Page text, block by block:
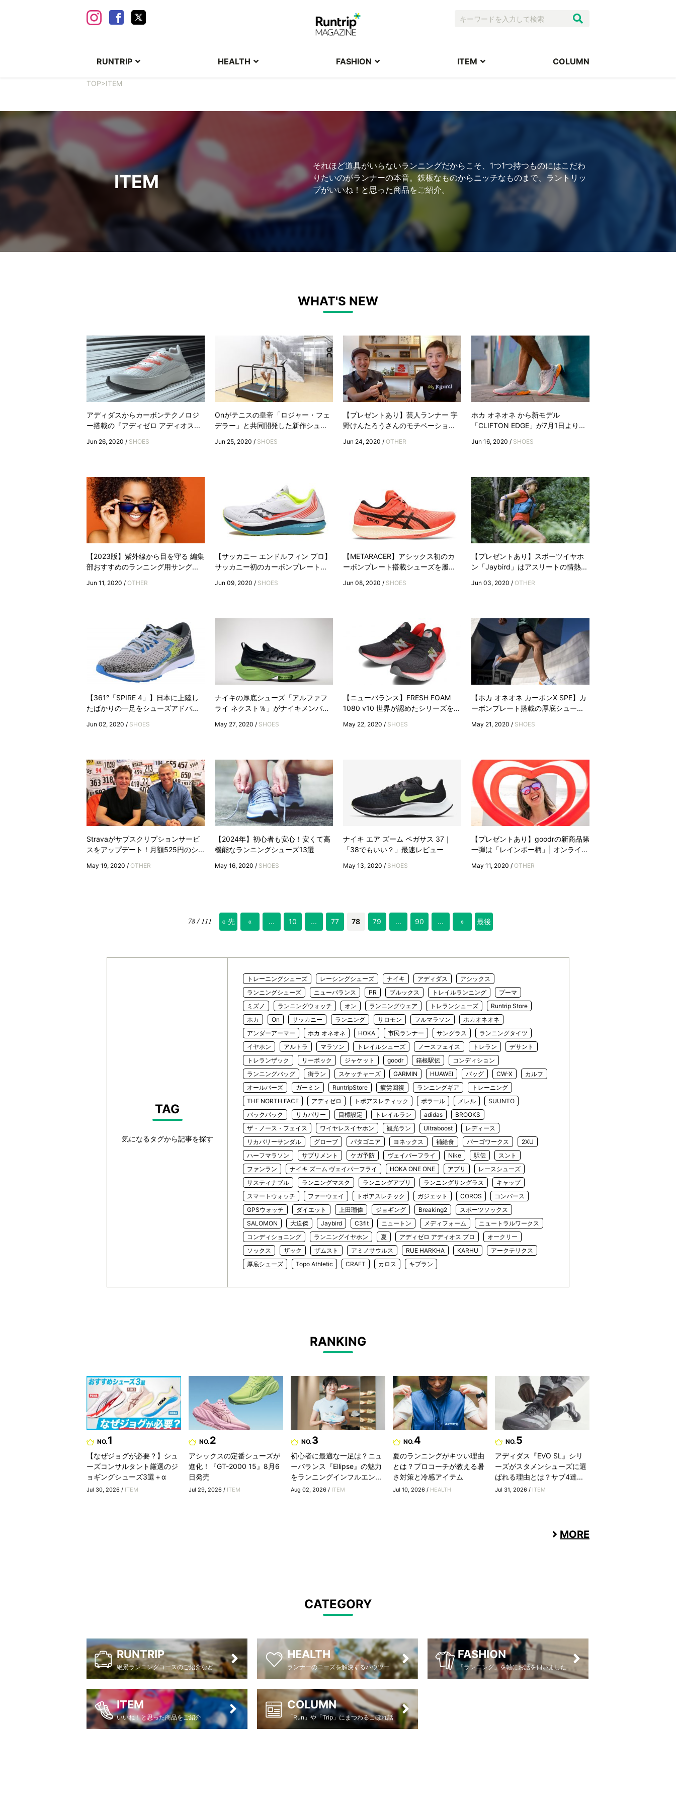
RUNTRIP HEALTH FASHION ITEM COLUMN
TOP>ITEM
ITEM
それほど道具がいらないランニングだからこそ、1つ1つ持つものにはこだわ
りたいのがランナーの本音。鉄板なものからニッチなものまで、ラントリッ
プがいいね！と思った商品をご紹介。
WHAT'S NEW
アディダスからカーボンテクノロジ
ー搭載の『アディゼロ アディオス...
Jun 26, 2020 / SHOES
Onがテニスの皇帝「ロジャー・フェ
デラー」と共同開発した新作シュ...
Jun 25, 2020 / SHOES
【プレゼントあり】芸人ランナー 宇
野けんたろうさんのモチベーショ...
Jun 24, 2020 / OTHER
ホカ オネオネ から新モデル
「CLIFTON EDGE」が7月1日より...
Jun 16, 2020 / SHOES
【2023版】紫外線から目を守る 編集
部おすすめのランニング用サング...
Jun 11, 2020 / OTHER
【サッカニー エンドルフィン プロ】
サッカニー初のカーボンプレート...
Jun 09, 2020 / SHOES
【METARACER】アシックス初のカ
ーボンプレート搭載シューズを履...
Jun 08, 2020 / SHOES
【プレゼントあり】スポーツイヤホ
ン「Jaybird」はアスリートの情熱...
Jun 03, 2020 / OTHER
【361°「SPIRE 4」】日本に上陸し
たばかりの一足をシューズアドバ...
Jun 02, 2020 / SHOES
ナイキの厚底シューズ「アルファフ
ライ ネクスト％」がナイキメンバ...
May 27, 2020 / SHOES
【ニューバランス】FRESH FOAM
1080 v10 世界が認めたシリーズを...
May 22, 2020 / SHOES
【ホカ オネオネ カーボンX SPE】カ
ーボンプレート搭載の厚底シュー...
May 21, 2020 / SHOES
Stravaがサブスクリプションサービ
スをアップデート！月額525円のシ...
May 19, 2020 / OTHER
【2024年】初心者も安心！安くて高
機能なランニングシューズ13選
May 16, 2020 / SHOES
ナイキ エア ズーム ペガサス 37｜
「38でもいい？」最速レビュー
May 13, 2020 / SHOES
【プレゼントあり】goodrの新商品第
一弾は「レインボー柄」| オンライ...
May 11, 2020 / OTHER
78 / 111 « 先 « ... 10 ... 77 78 79 ... 90 ... » 最後
TAG
気になるタグから記事を探す
トレーニングシューズ レーシングシューズ ナイキ アディダス
アシックス
ランニングシューズ
ニューバランス PR ブルックス トレイルランニング
プーマ
ミズノ
ランニングウォッチ オン ランニングウェア トレランシューズ
Runtrip Store
ホカ
On サッカニー ランニング サロモン フルマラソン
ホカオネオネ
アンダーアーマー
ホカ オネオネ HOKA 市民ランナー サングラス
ランニングタイツ
イヤホン
アルトラ マラソン トレイルシューズ ノースフェイス トレラン
デサント
トレランザック
リーボック ジャケット goodr 箱根駅伝
コンディション
ランニングバッグ
街ラン スケッチャーズ GARMIN HUAWEI バッグ CW-X
カルフ
オールバーズ
ガーミン RuntripStore 疲労回復 ランニングギア
トレーニング
THE NORTH FACE
アディゼロ トポアスレティック ポラール メレル
SUUNTO
バックパック
リカバリー 目標設定 トレイルラン adidas
BROOKS
ザ・ノース・フェイス
ワイヤレスイヤホン 観光ラン Ultraboost
レディース
リカバリーサンダル
グローブ パタゴニア ヨネックス 補給食 パーゴワークス
2XU
ハーフマラソン
サプリメント ケガ予防 ヴェイパーフライ Nike 駅伝
スント
ファンラン
ナイキ ズーム ヴェイパーフライ HOKA ONE ONE アプリ
レースシューズ
サスティナブル
ランニングマスク ランニングアプリ ランニングサングラス
キャップ
スマートウォッチ
ファーウェイ トポアスレチック ガジェット COROS
コンバース
GPSウォッチ
ダイエット 上田瑠偉 ジョギング Breaking2
スポーツソックス
SALOMON
大迫傑 Jaybird C3fit ニュートン メディフォーム
ニュートラルワークス
コンディショニング
ランニングイヤホン 夏 アディゼロ アディオス プロ
オークリー
ソックス
ザック ザムスト アミノサウルス RUE HARKHA KARHU
アークテリクス
厚底シューズ
Topo Athletic CRAFT カロス キプラン
RANKING
NO.1
【なぜジョグが必要？】シュ
ーズコンサルタント厳選のジ
ョギングシューズ3選＋α
Jul 30, 2026 / ITEM
NO.2
アシックスの定番シューズが
進化！『GT-2000 15』8月6
日発売
Jul 29, 2026 / ITEM
NO.3
初心者に最適な一足は？ニュ
ーバランス『Ellipse』の魅力
をランニングインフルエン...
Aug 02, 2026 / ITEM
NO.4
夏のランニングがキツい理由
とは？プロコーチが教える暑
さ対策と冷感アイテム
Jul 10, 2026 / HEALTH
NO.5
アディダス『EVO SL』シリ
ーズがスタメンシューズに選
ばれる理由とは？サブ4達...
Jul 31, 2026 / ITEM
MORE
CATEGORY
RUNTRIP
絶景ランニングコースのご紹介など
HEALTH
ランナーのニーズを解決するハウツー
FASHION
「ランニング」を軸にお話を伺いました
ITEM
いいね！と思った商品をご紹介
COLUMN
「Run」や「Trip」にまつわるこぼれ話